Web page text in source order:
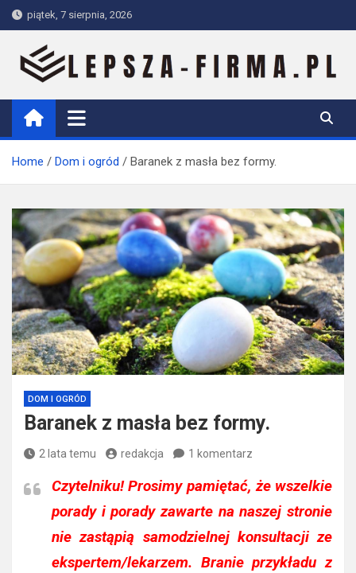
Skip
to
content
piątek, 7 sierpnia, 2026
Lepsza-firma.pl
Home Dom i ogród Baranek z masła bez formy.
DOM I OGRÓD
Baranek z masła bez formy.
2 lata temu redakcja 1 komentarz
Czytelniku!Prosimy pamiętać, że wszelkie
porady i porady zawarte na naszej stronie
nie zastąpią samodzielnej konsultacji ze
ekspertem/lekarzem. Branie przykładu z